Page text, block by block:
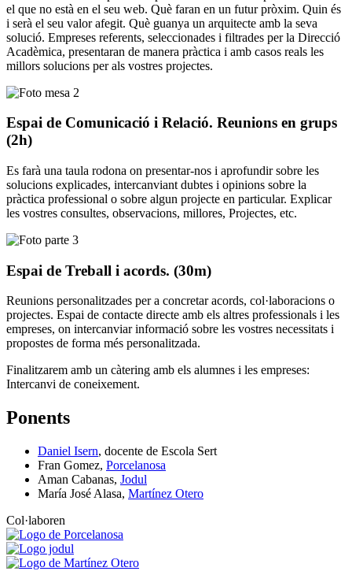
el que no està en el seu web. Què faran en un futur pròxim. Quin és
i serà el seu valor afegit. Què guanya un arquitecte amb la seva
solució. Empreses referents, seleccionades i filtrades per la Direcció
Acadèmica, presentaran de manera pràctica i amb casos reals les
millors solucions per als vostres projectes.
Espai de Comunicació i Relació. Reunions en grups
(2h)
Es farà una taula rodona on presentar-nos i aprofundir sobre les
solucions explicades, intercanviant dubtes i opinions sobre la
pràctica professional o sobre algun projecte en particular. Explicar
les vostres consultes, observacions, millores, Projectes, etc.
Espai de Treball i acords. (30m)
Reunions personalitzades per a concretar acords, col·laboracions o
projectes. Espai de contacte directe amb els altres professionals i les
empreses, on intercanviar informació sobre les vostres necessitats i
propostes de forma més personalitzada.
Finalitzarem amb un càtering amb els alumnes i les empreses:
Intercanvi de coneixement.
Ponents
Daniel Isern, docente de Escola Sert
Fran Gomez, Porcelanosa
Aman Cabanas, Jodul
María José Alasa, Martínez Otero
Col·laboren